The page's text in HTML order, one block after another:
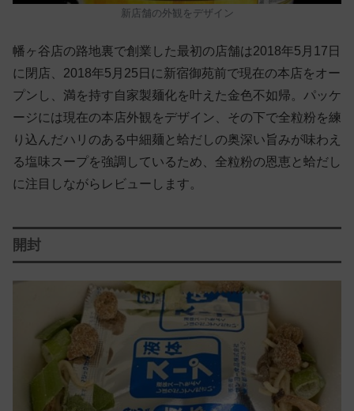
新店舗の外観をデザイン
幡ヶ谷店の路地裏で創業した最初の店舗は2018年5月17日
に閉店、2018年5月25日に新宿御苑前で現在の本店をオー
プンし、満を持す自家製麺化を叶えた金色不如帰。パッケ
ージには現在の本店外観をデザイン、その下で全粒粉を練
り込んだハリのある中細麺と蛤だしの奥深い旨みが味わえ
る塩味スープを強調しているため、全粒粉の恩恵と蛤だし
に注目しながらレビューします。
開封